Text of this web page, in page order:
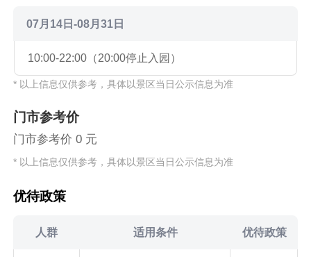
07月14日-08月31日
10:00-22:00（20:00停止入园）
* 以上信息仅供参考，具体以景区当日公示信息为准
门市参考价
门市参考价 0 元
* 以上信息仅供参考，具体以景区当日公示信息为准
优待政策
人群 适用条件 优待政策